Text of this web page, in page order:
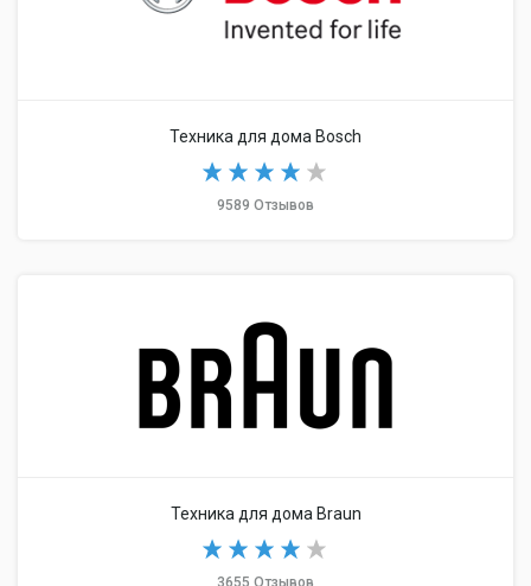
Техника для дома Bosch
9589 Отзывов
Техника для дома Braun
3655 Отзывов